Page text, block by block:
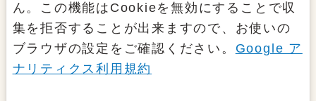
ん。この機能はCookieを無効にすることで収
集を拒否することが出来ますので、お使いの
ブラウザの設定をご確認ください。 Google ア
ナリティクス利用規約